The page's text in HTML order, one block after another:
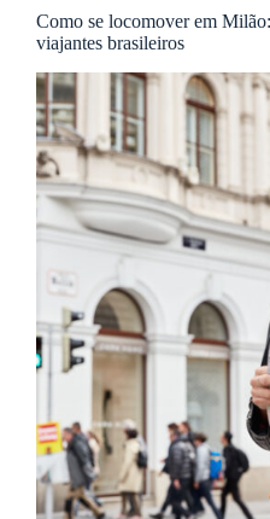
Como se locomover em
viajantes brasileiros